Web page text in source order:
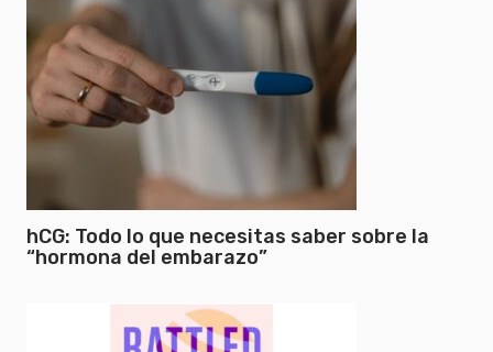
hCG: Todo lo que necesitas saber sobre la
“hormona del embarazo”